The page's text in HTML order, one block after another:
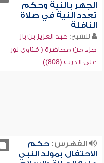
الجهر بالنية وحكم
تعدد النية في صلاة
النافلة
للشيخ: عبد العزيز بن باز
جزء من محاضرة ( فتاوى نور
على الدرب (808))
الفهرس:حكم
الاحتفال بمولد النبي